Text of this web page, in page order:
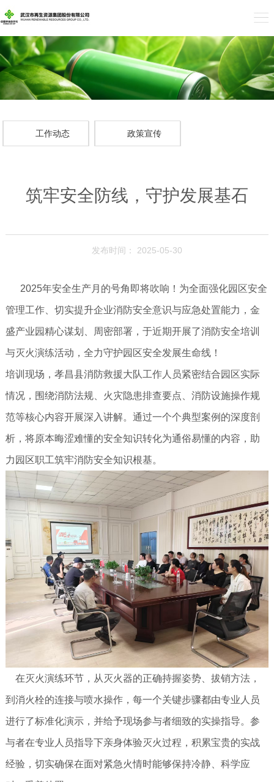
工作动态 政策宣传
筑牢安全防线，守护发展基石
发布时间： 2025-05-30
2025年安全生产月的号角即将吹响！为全面强化园区安全
管理工作、切实提升企业消防安全意识与应急处置能力，金
盛产业园精心谋划、周密部署，于近期开展了消防安全培训
与灭火演练活动，全力守护园区安全发展生命线！
培训现场，孝昌县消防救援大队工作人员紧密结合园区实际
情况，围绕消防法规、火灾隐患排查要点、消防设施操作规
范等核心内容开展深入讲解。通过一个个典型案例的深度剖
析，将原本晦涩难懂的安全知识转化为通俗易懂的内容，助
力园区职工筑牢消防安全知识根基。
在灭火演练环节，从灭火器的正确持握姿势、拔销方法，
到消火栓的连接与喷水操作，每一个关键步骤都由专业人员
进行了标准化演示，并给予现场参与者细致的实操指导。参
与者在专业人员指导下亲身体验灭火过程，积累宝贵的实战
经验，切实确保在面对紧急火情时能够保持冷静、科学应